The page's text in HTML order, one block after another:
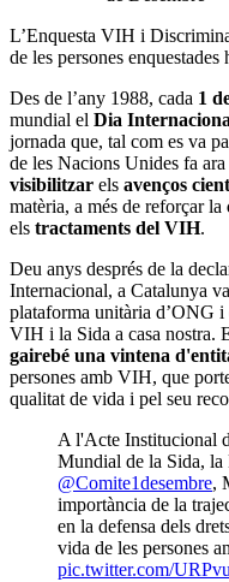
L’Enquesta VIH i
de les persones
Des de l’any 1988, cada 1
mundial el Dia
jornada que, tal com es va
de les Nacions Unides fa
visibilitzar els avenços
matèria, a més de reforçar la
els tractaments del VIH.
Deu anys després de la
Internacional, a Catalunya
plataforma unitària d’ONG i
VIH i la Sida a casa nostra.
gairebé una vintena
persones amb VIH, que
qualitat de vida i pel seu
A l'Acte Institucional
Mundial de la Sida, la
@Comite1desembre,
importància de la
en la defensa dels
vida de les persones
pic.twitter.com/